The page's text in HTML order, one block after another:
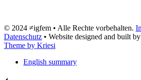
© 2024 ≠igfem • Alle Rechte vorbehalten.
Datenschutz • Website designed and built by
Theme by Kriesi
English summary